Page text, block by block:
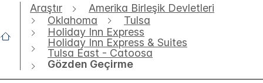
Araştır
Amerika Birleşik Devletleri
Oklahoma
Tulsa
Holiday Inn Express
Holiday Inn Express & Suites
Tulsa East - Catoosa
Gözden Geçirme